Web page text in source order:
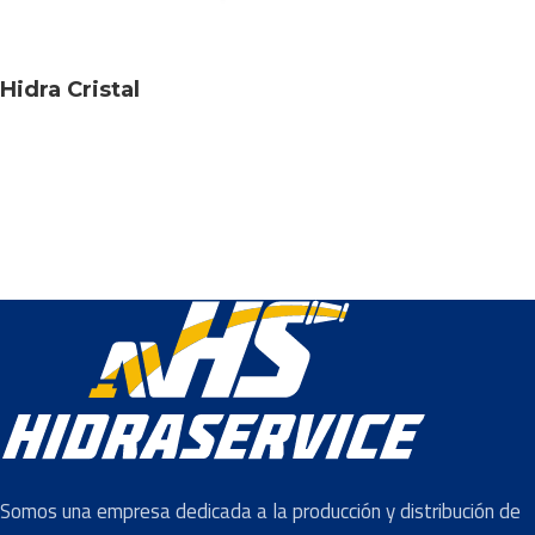
Hidra Cristal
Somos una empresa dedicada a la producción y distribución de